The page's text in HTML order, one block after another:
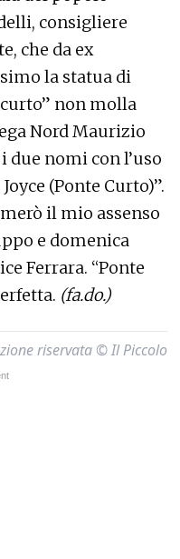
consigliere
che da ex
la statua di
non molla
Nord Maurizio
due nomi con l’uso
(Ponte Curto)”.
il mio assenso
e domenica
Ferrara. “Ponte
(fa.do.)
riservata © Il Piccolo